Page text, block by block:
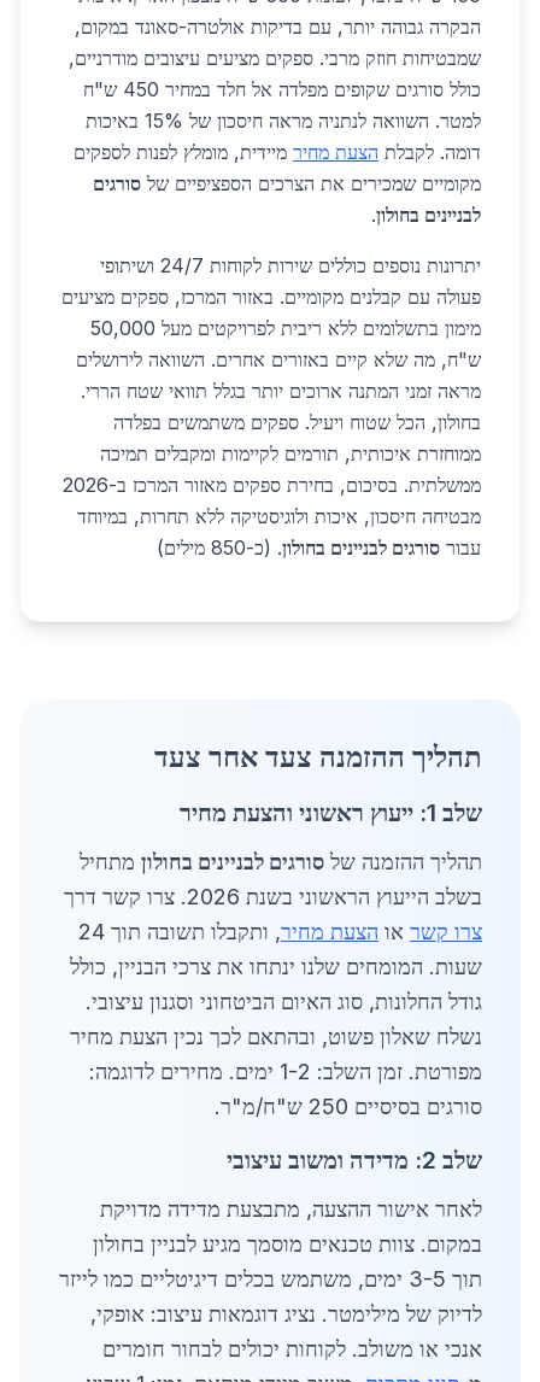
הבקרה גבוהה יותר, עם בדיקות אולטרה-סאונד במקום,
שמבטיחות חוזק מרבי. ספקים מציעים עיצובים מודרניים,
כולל סורגים שקופים מפלדה אל חלד במחיר 450 ש"ח
למטר. השוואה לנתניה מראה חיסכון של 15% באיכות
דומה. לקבלת הצעת מחיר מיידית, מומלץ לפנות לספקים
מקומיים שמכירים את הצרכים הספציפיים של סורגים
לבניינים בחולון.
יתרונות נוספים כוללים שירות לקוחות 24/7 ושיתופי
פעולה עם קבלנים מקומיים. באזור המרכז, ספקים מציעים
מימון בתשלומים ללא ריבית לפרויקטים מעל 50,000
ש"ח, מה שלא קיים באזורים אחרים. השוואה לירושלים
מראה זמני המתנה ארוכים יותר בגלל תוואי שטח הררי.
בחולון, הכל שטוח ויעיל. ספקים משתמשים בפלדה
ממוחזרת איכותית, תורמים לקיימות ומקבלים תמיכה
ממשלתית. בסיכום, בחירת ספקים מאזור המרכז ב-2026
מבטיחה חיסכון, איכות ולוגיסטיקה ללא תחרות, במיוחד
עבור סורגים לבניינים בחולון. (כ-850 מילים)
תהליך ההזמנה צעד אחר צעד
שלב 1: ייעוץ ראשוני והצעת מחיר
תהליך ההזמנה של סורגים לבניינים בחולון מתחיל
בשלב הייעוץ הראשוני בשנת 2026. צרו קשר דרך
צרו קשר או הצעת מחיר
, ותקבלו תשובה תוך 24
שעות. המומחים שלנו ינתחו את צרכי הבניין, כולל
גודל החלונות, סוג האיום הביטחוני וסגנון עיצובי.
נשלח שאלון פשוט, ובהתאם לכך נכין הצעת מחיר
מפורטת. זמן השלב: 1-2 ימים. מחירים לדוגמה:
סורגים בסיסיים 250 ש"ח/מ"ר.
שלב 2: מדידה ומשוב עיצובי
לאחר אישור ההצעה, מתבצעת מדידה מדויקת
במקום. צוות טכנאים מוסמך מגיע לבניין בחולון
תוך 3-5 ימים, משתמש בכלים דיגיטליים כמו לייזר
לדיוק של מילימטר. נציג דוגמאות עיצוב: אופקי,
אנכי או משולב. לקוחות יכולים לבחור חומרים